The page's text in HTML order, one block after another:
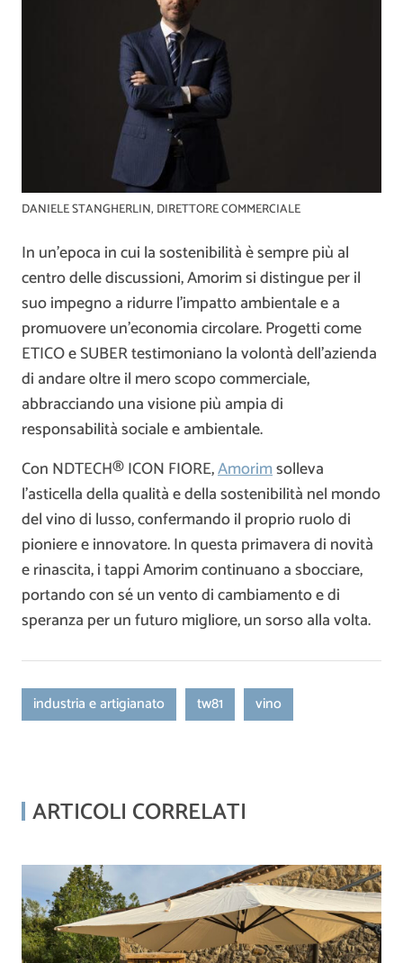
DANIELE STANGHERLIN, DIRETTORE COMMERCIALE
In un’epoca in cui la sostenibilità è sempre più al
centro delle discussioni, Amorim si distingue per il
suo impegno a ridurre l’impatto ambientale e a
promuovere un’economia circolare. Progetti come
ETICO e SUBER testimoniano la volontà dell’azienda
di andare oltre il mero scopo commerciale,
abbracciando una visione più ampia di
responsabilità sociale e ambientale.
Con NDTECH® ICON FIORE,Amorimsolleva
l’asticella della qualità e della sostenibilità nel mondo
del vino di lusso, confermando il proprio ruolo di
pioniere e innovatore. In questa primavera di novità
e rinascita, i tappi Amorim continuano a sbocciare,
portando con sé un vento di cambiamento e di
speranza per un futuro migliore, un sorso alla volta.
industria e artigianato tw81 vino
ARTICOLI CORRELATI